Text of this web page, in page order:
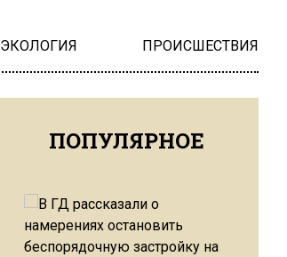
ЭКОЛОГИЯ ПРОИСШЕСТВИЯ
ПОПУЛЯРНОЕ